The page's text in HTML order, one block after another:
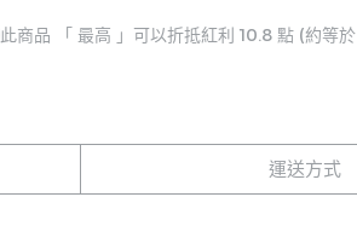
此商品 「 最高 」可以折抵紅利 10.8 點 (約等於
運送方式